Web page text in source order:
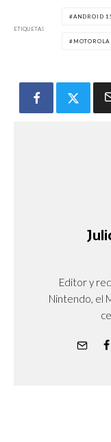
ETIQUETAS
ANDROID
Editor y
Nintendo, el